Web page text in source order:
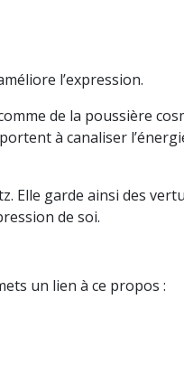
l’expression.
de la poussière
à canaliser
Elle garde ainsi des
de soi.
un lien à ce propos :